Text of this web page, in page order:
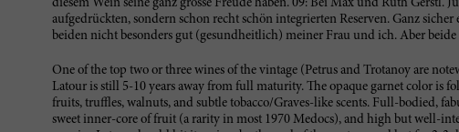
diesem Wein seine ganz grosse Freude haben. 09: Bei Max und Ruth Gerstl.
aufgedrückten, sondern schon recht schön integrierten Reserven. Ganz sicher
beiden nicht besonders gut (gesundheitlich) meiner Frau und ich. Aber beide
One of the top two or three wines of the vintage (Petrus and Trotanoy are
Latour is still 5-10 years away from full maturity. The opaque garnet color is
fruits, truffles, walnuts, and subtle tobacco/Graves-like scents. Full-bodied,
sweet inner-core of fruit (a rarity in most 1970 Medocs), and high but well-